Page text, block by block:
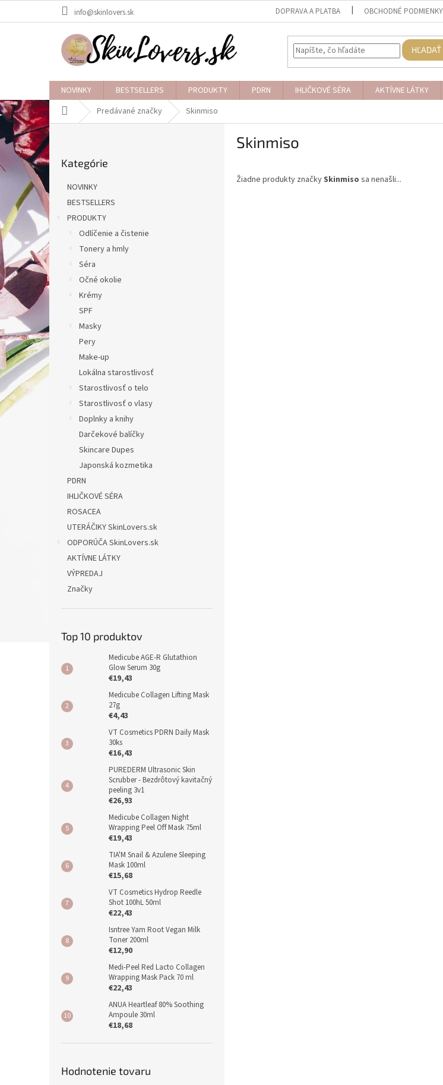
info@skinlovers.sk DOPRAVA A PLATBA OBCHODNÉ PODMIENKY
HĽADAŤ
NOVINKY BESTSELLERS PRODUKTY PDRN IHLIČKOVÉ SÉRA AKTÍVNE LÁTKY
DomovPredávané značky Skinmiso
B
o
č
n
p
n
e
l
kategórie
Kategórie
NOVINKY
BESTSELLERS
PRODUKTY
Odlíčenie a čistenie
Tonery a hmly
Séra
Očné okolie
Krémy
SPF
Masky
Pery
Make-up
Lokálna starostlivosť
Starostlivosť o telo
Starostlivosť o vlasy
Doplnky a knihy
Darčekové balíčky
Skincare Dupes
Japonská kozmetika
PDRN
IHLIČKOVÉ SÉRA
ROSACEA
UTERÁČIKY SkinLovers.sk
ODPORÚČA SkinLovers.sk
AKTÍVNE LÁTKY
VÝPREDAJ
Značky
Top 10 produktov
Medicube AGE-R Glutathion
Glow Serum 30g
€19,43
Medicube Collagen Lifting Mask
27g
€4,43
VT Cosmetics PDRN Daily Mask
30ks
€16,43
PUREDERM Ultrasonic Skin
Scrubber - Bezdrôtový kavitačný
peeling 3v1
€26,93
Medicube Collagen Night
Wrapping Peel Off Mask 75ml
€19,43
TIA'M Snail & Azulene Sleeping
Mask 100ml
€15,68
VT Cosmetics Hydrop Reedle
Shot 100hL 50ml
€22,43
Isntree Yam Root Vegan Milk
Toner 200ml
€12,90
Medi-Peel Red Lacto Collagen
Wrapping Mask Pack 70 ml
€22,43
ANUA Heartleaf 80% Soothing
Ampoule 30ml
€18,68
Hodnotenie tovaru
Skinmiso
Žiadne produkty značkySkinmiso sa nenašli...